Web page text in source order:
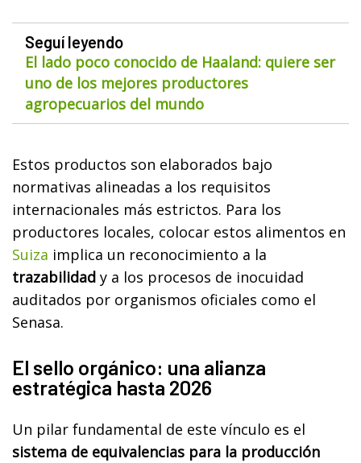
Seguí leyendo
El lado poco conocido de Haaland: quiere ser
uno de los mejores productores
agropecuarios del mundo
Estos productos son elaborados bajo
normativas alineadas a los requisitos
internacionales más estrictos. Para los
productores locales, colocar estos alimentos en
Suiza implica un reconocimiento a la
trazabilidad y a los procesos de inocuidad
auditados por organismos oficiales como el
Senasa.
El sello orgánico: una alianza
estratégica hasta 2026
Un pilar fundamental de este vínculo es el
sistema de equivalencias para la producción